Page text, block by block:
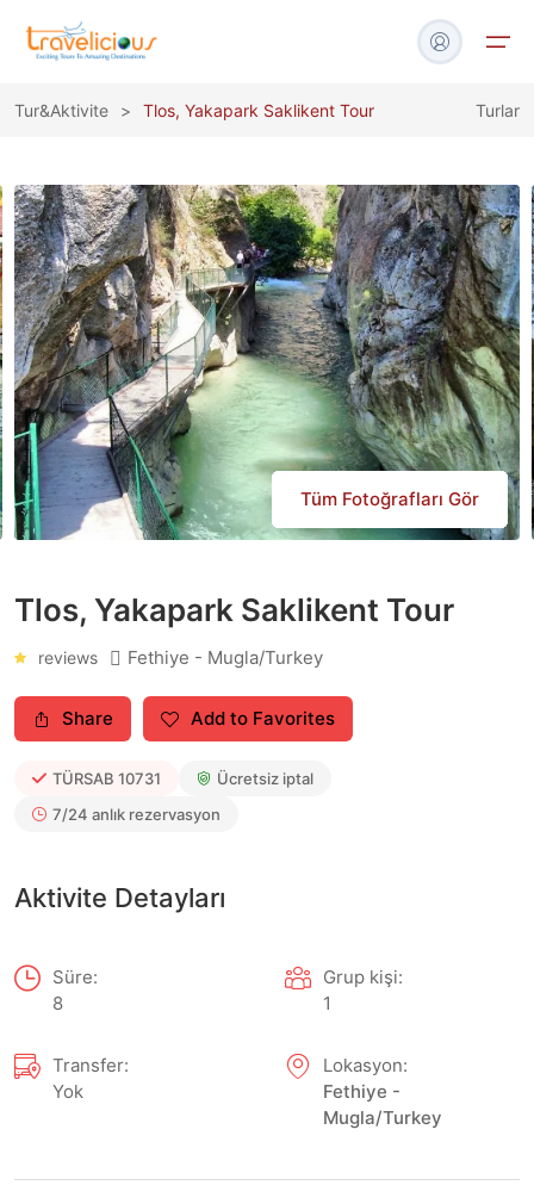
Tekne & Yat
Havalimanı Transfer
Blog
İletişim
Tur&Aktivite > Tlos, Yakapark Saklikent Tour Turlar
Tüm Fotoğrafları Gör
Tüm Fotoğrafları Gör
Tüm Fotoğrafları Gör
Tüm Fotoğrafları Gör
Tlos, Yakapark Saklikent Tour
reviews Fethiye - Mugla/Turkey
Share Add to Favorites
TÜRSAB 10731
Ücretsiz iptal
7/24 anlık rezervasyon
Aktivite Detayları
Süre:
8
Grup kişi:
1
Transfer:
Yok
Lokasyon:
Fethiye -
Mugla/Turkey